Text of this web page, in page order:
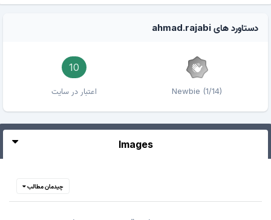
دستاورد های ahmad.rajabi
Newbie (1/14)
10
اعتبار در سایت
Images
چیدمان مطالب